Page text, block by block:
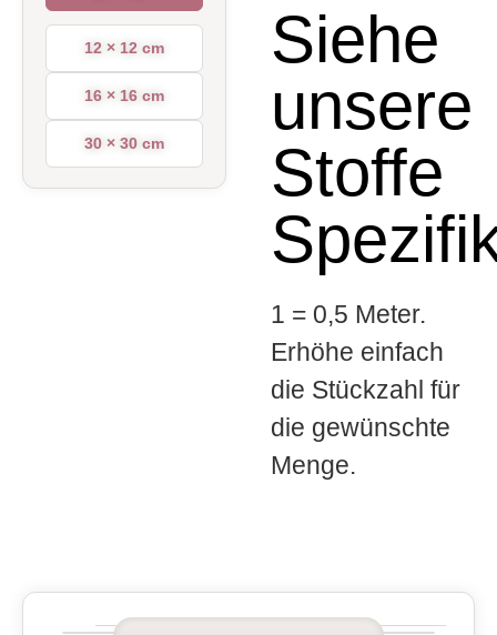
12 × 12 cm
16 × 16 cm
30 × 30 cm
Siehe
unsere
Stoffe
1 = 0,5 Meter.
Erhöhe einfach
die Stückzahl für
die gewünschte
Menge.